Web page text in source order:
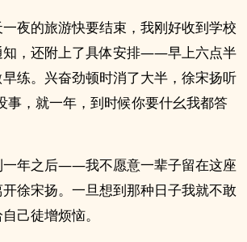
夜的旅游快要结束，我刚好收到学校
知，还附上了具体安排——早上六点半
练。兴奋劲顿时消了大半，徐宋扬听
事，就一年，到时候你要什幺我都答
一年之后——我不愿意一辈子留在这座
徐宋扬。一旦想到那种日子我就不敢
己徒增烦恼。